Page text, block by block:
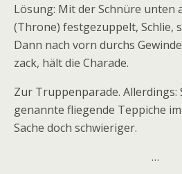
Lösung: Mit der Schnüre unten
(Throne) festgezuppelt, Schlie,
Dann nach vorn durchs
zack, hält die Charade.
Zur Truppenparade. Allerdings:
genannte fliegende Teppiche
Sache doch schwieriger.
…